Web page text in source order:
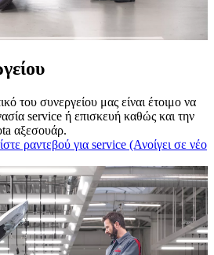
του συνεργείου μας είναι έτοιμο να
service ή επισκευή καθώς και την
αξεσουάρ.
ραντεβού για service (Ανοίγει σε νέο